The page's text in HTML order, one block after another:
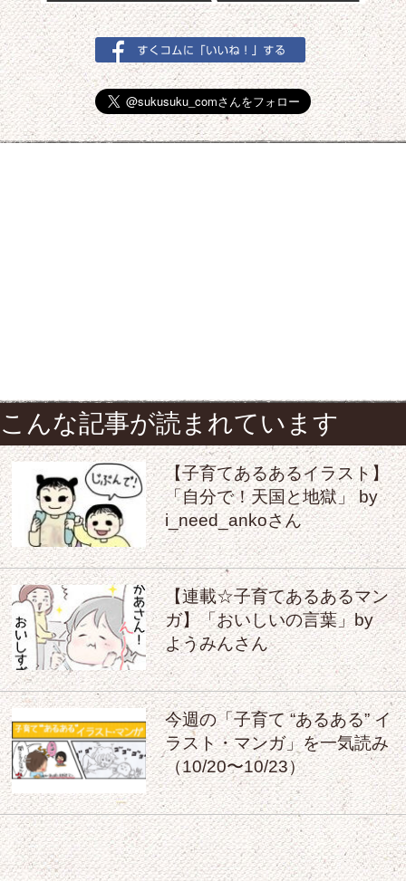
こんな記事が読まれています
【子育てあるあるイラスト】
「自分で！天国と地獄」 by
i_need_ankoさん
【連載☆子育てあるあるマン
ガ】「おいしいの言葉」by
ようみんさん
今週の「子育て “あるある” イ
ラスト・マンガ」を一気読み
（10/20〜10/23）